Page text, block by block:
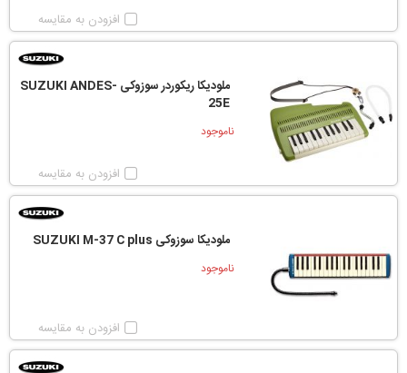
افزودن به مقایسه
ملودیکا ریکوردر سوزوکی SUZUKI ANDES-
25E
ناموجود
افزودن به مقایسه
ملودیکا سوزوکی SUZUKI M-37 C plus
ناموجود
افزودن به مقایسه